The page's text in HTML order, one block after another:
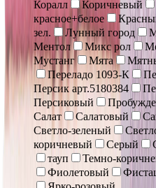
Коралл
Коричневый
красное+белое
зел.
Лунный город
Ментол
Микс рол
Мустанг
Мята
Переладо 1093-К
Персик арт.5180384
Персиковый
Салат
Салатовый
Светло-зеленый
коричневый
Серый
тауп
Темно-
Фиолетовый